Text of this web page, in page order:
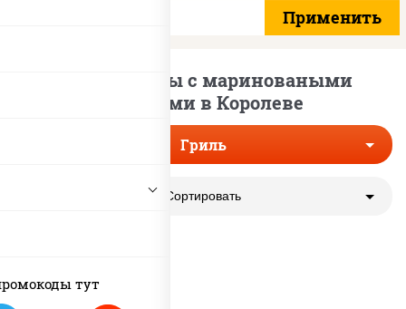
тут
Гриль пиццы с мариноваными
огурцами в Королеве
Гриль
Сортировать